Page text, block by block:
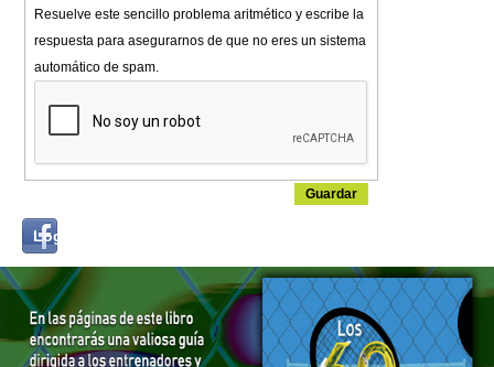
Resuelve este sencillo problema aritmético y escribe la
respuesta para asegurarnos de que no eres un sistema
automático de spam.
Log in with...